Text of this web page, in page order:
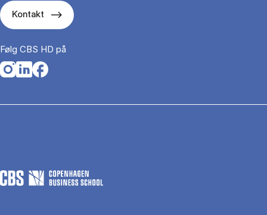
Kontakt
Følg CBS HD på
Opens in a new tab
Opens in a new tab
Opens in a new tab